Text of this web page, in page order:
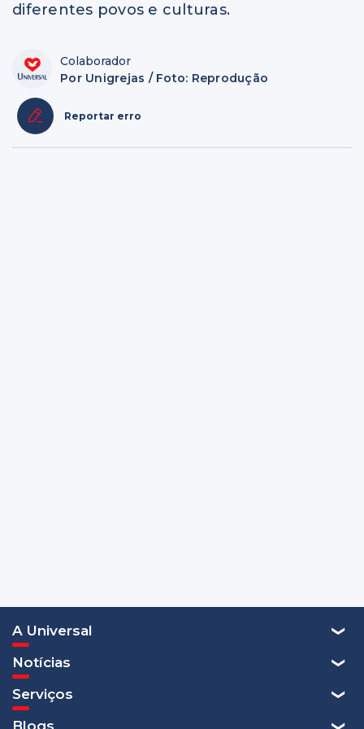
diferentes povos e culturas.
Colaborador
Por Unigrejas / Foto: Reprodução
Reportar erro
A Universal
Notícias
Serviços
Blogs